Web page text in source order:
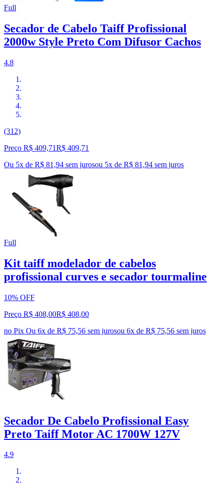
Full
Secador de Cabelo Taiff Profissional
2000w Style Preto Com Difusor Cachos
4.8
(312)
Preço R$ 409,71R$ 409,71
Ou 5x de R$ 81,94 sem jurosou 5x de R$ 81,94 sem juros
Full
Kit taiff modelador de cabelos
profissional curves e secador tourmaline
10% OFF
Preço R$ 408,00R$ 408,00
no Pix Ou 6x de R$ 75,56 sem jurosou 6x de R$ 75,56 sem juros
Secador De Cabelo Profissional Easy
Preto Taiff Motor AC 1700W 127V
4.9